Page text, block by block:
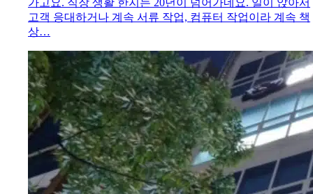
가고요. 직장 생활 한지는 20년이 넘어가네요. 일이 앉아서
고객 응대하거나 계속 서류 작업, 컴퓨터 작업이라 계속 책
상…